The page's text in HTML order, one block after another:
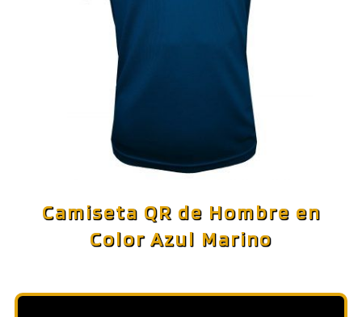
Camiseta QR de Hombre en
Color Azul Marino